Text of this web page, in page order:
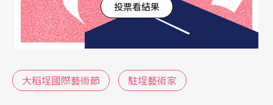
埕最風華的「狂騷二○年代」為主題，將在大稻埕
十連棟、沿著迪化街走向化身為「時空劇場」的永
扮裝成當時的擦鞋匠等職人，邀請群眾一同扮裝、
投票看結果
大稻埕國際藝術節 駐埕藝術家